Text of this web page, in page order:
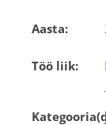
Aasta:
Töö liik: